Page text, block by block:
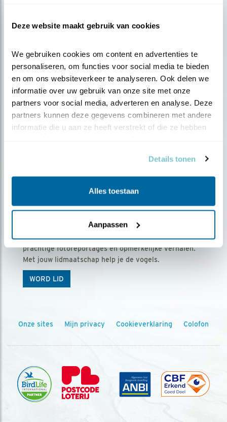
Deze website maakt gebruik van cookies
We gebruiken cookies om content en advertenties te
personaliseren, om functies voor social media te bieden
en om ons websiteverkeer te analyseren. Ook delen we
informatie over uw gebruik van onze site met onze
partners voor social media, adverteren en analyse. Deze
partners kunnen deze gegevens combineren met andere
informatie die u aan ze heeft verstrekt of die ze hebben
Details tonen
Alles toestaan
Aanpassen
Ontvang 5 x Vogels voor € 36,00 per jaar
Vogels is het tijdschrift voor onze leden, met
prachtige fotoreportages en opmerkelijke verhalen.
Met jouw lidmaatschap help je de vogels.
WORD LID
Onze sites Mijn privacy Cookieverklaring Colofon